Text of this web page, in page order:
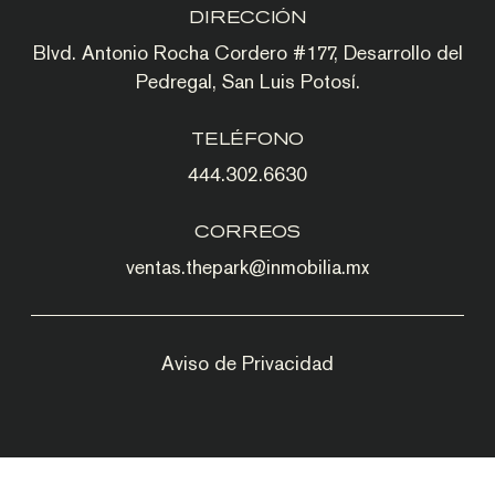
DIRECCIÓN
Blvd. Antonio Rocha Cordero #177, Desarrollo del
Pedregal, San Luis Potosí.
TELÉFONO
444.302.6630
CORREOS
ventas.thepark@inmobilia.mx
Aviso de Privacidad